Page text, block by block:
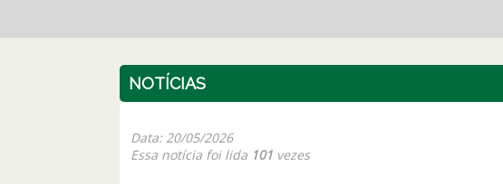
NOTÍCIAS
Data: 20/05/2026
Essa notícia foi lida 101 vezes